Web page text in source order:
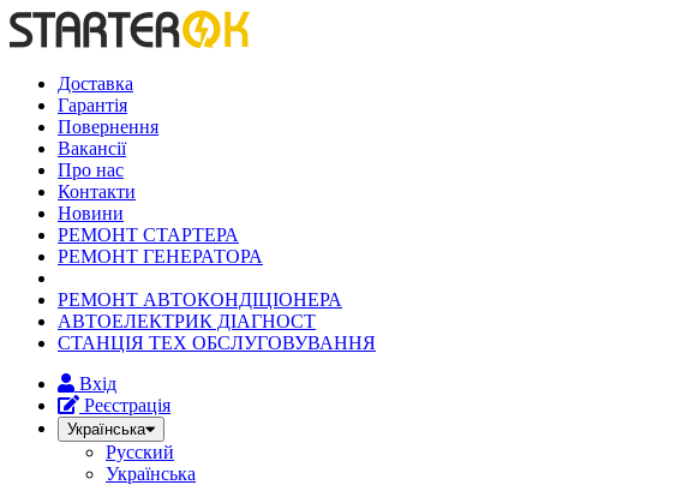
Доставка
Гарантія
Повернення
Вакансії
Про нас
Контакти
Новини
РЕМОНТ СТАРТЕРА
РЕМОНТ ГЕНЕРАТОРА
РЕМОНТ АВТОКОНДІЦІОНЕРА
АВТОЕЛЕКТРИК ДІАГНОСТ
СТАНЦІЯ ТЕХ ОБСЛУГОВУВАННЯ
Вхід
Реєстрація
Українська
Русский
Українська